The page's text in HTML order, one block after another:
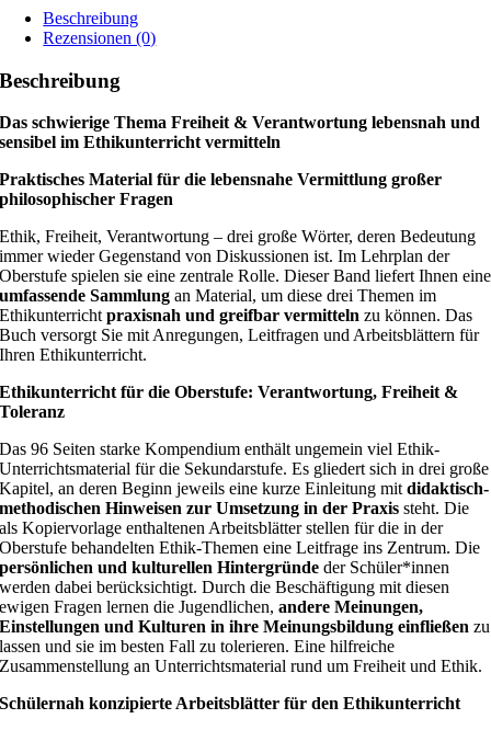
Beschreibung
Rezensionen (0)
Beschreibung
Das schwierige Thema Freiheit & Verantwortung lebensnah und
sensibel im Ethikunterricht vermitteln
Praktisches Material für die lebensnahe Vermittlung großer
philosophischer Fragen
Ethik, Freiheit, Verantwortung – drei große Wörter, deren Bedeutung
immer wieder Gegenstand von Diskussionen ist. Im Lehrplan der
Oberstufe spielen sie eine zentrale Rolle. Dieser Band liefert Ihnen eine
umfassende Sammlung an Material, um diese drei Themen im
Ethikunterrichtpraxisnah und greifbar vermitteln zu können. Das
Buch versorgt Sie mit Anregungen, Leitfragen und Arbeitsblättern für
Ihren Ethikunterricht.
Ethikunterricht für die Oberstufe: Verantwortung, Freiheit &
Toleranz
Das 96 Seiten starke Kompendium enthält ungemein viel Ethik-
Unterrichtsmaterial für die Sekundarstufe. Es gliedert sich in drei große
Kapitel, an deren Beginn jeweils eine kurze Einleitung mitdidaktisch-
methodischen Hinweisen zur Umsetzung in der Praxis steht. Die
als Kopiervorlage enthaltenen Arbeitsblätter stellen für die in der
Oberstufe behandelten Ethik-Themen eine Leitfrage ins Zentrum. Die
persönlichen und kulturellen Hintergründe der Schüler*innen
werden dabei berücksichtigt. Durch die Beschäftigung mit diesen
ewigen Fragen lernen die Jugendlichen,andere Meinungen,
Einstellungen und Kulturen in ihre Meinungsbildung einfließen zu
lassen und sie im besten Fall zu tolerieren. Eine hilfreiche
Zusammenstellung an Unterrichtsmaterial rund um Freiheit und Ethik.
Schülernah konzipierte Arbeitsblätter für den Ethikunterricht